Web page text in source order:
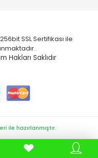
SSL Sertifikası ile
Hakları Saklıdır
ile hazırlanmıştır.